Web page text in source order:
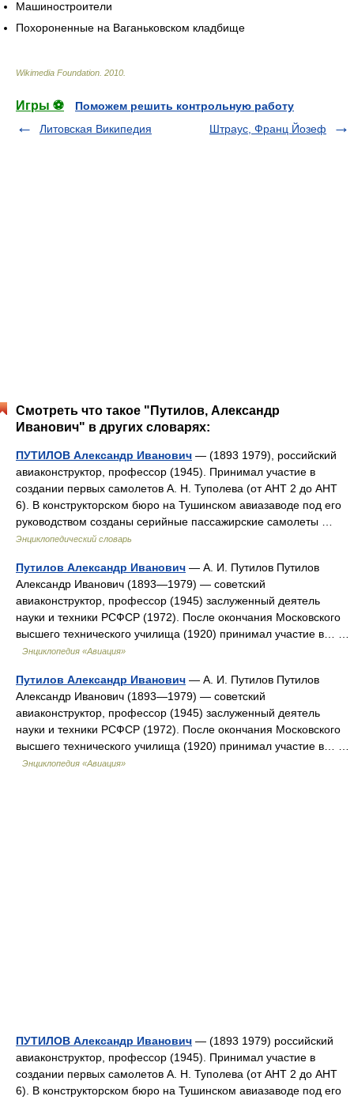
Машиностроители
Похороненные на Ваганьковском кладбище
Wikimedia Foundation 2010
Игры ⚽
Поможем решить контрольную работу
Литовская Википедия
Штраус, Франц Йозеф
Смотреть что такое "Путилов, Александр
Иванович" в других словарях:
ПУТИЛОВ Александр Иванович — (1893 1979), российский
авиаконструктор, профессор (1945). Принимал участие в
создании первых самолетов А. Н. Туполева (от АНТ 2 до АНТ
6). В конструкторском бюро на Тушинском авиазаводе под его
руководством созданы серийные пассажирские самолеты …
Энциклопедический словарь
Путилов Александр Иванович — А. И. Путилов Путилов
Александр Иванович (1893—1979) — советский
авиаконструктор, профессор (1945) заслуженный деятель
науки и техники РСФСР (1972). После окончания Московского
высшего технического училища (1920) принимал участие в… …
Энциклопедия «Авиация»
Путилов Александр Иванович — А. И. Путилов Путилов
Александр Иванович (1893—1979) — советский
авиаконструктор, профессор (1945) заслуженный деятель
науки и техники РСФСР (1972). После окончания Московского
высшего технического училища (1920) принимал участие в… …
Энциклопедия «Авиация»
ПУТИЛОВ Александр Иванович — (1893 1979) российский
авиаконструктор, профессор (1945). Принимал участие в
создании первых самолетов А. Н. Туполева (от АНТ 2 до АНТ
6). В конструкторском бюро на Тушинском авиазаводе под его